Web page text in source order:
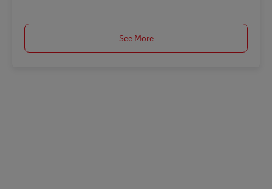
See More